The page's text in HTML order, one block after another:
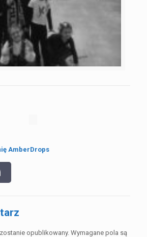
AmberDrops
opublikowany. Wymagane pola są